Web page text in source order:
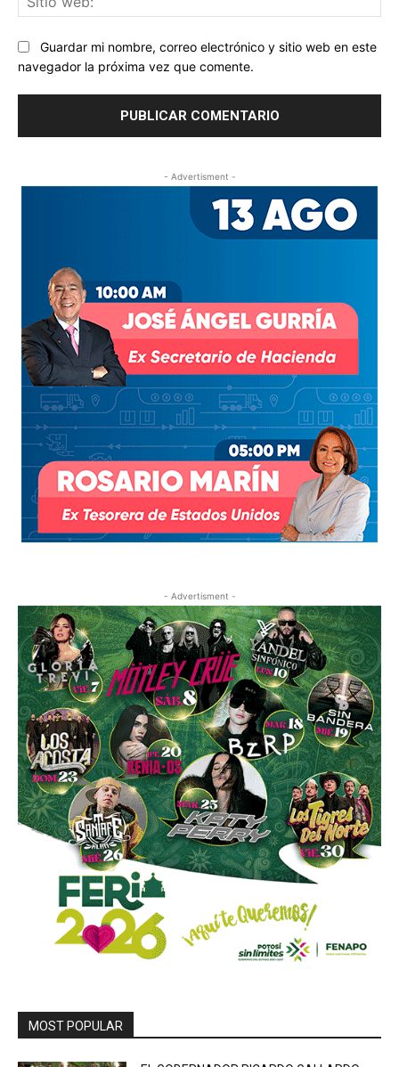
Guardar mi nombre, correo electrónico y sitio web en este
navegador la próxima vez que comente.
- Advertisment -
- Advertisment -
MOST POPULAR